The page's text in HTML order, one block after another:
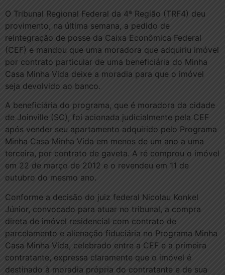
O Tribunal Regional Federal da 4ª Região (TRF4) deu
provimento, na última semana, a pedido de
reintegração de posse da Caixa Econômica Federal
(CEF) e mandou que uma moradora que adquiriu imóvel
por contrato particular de uma beneficiária do Minha
Casa Minha Vida deixe a moradia para que o imóvel
seja devolvido ao banco.
A beneficiária do programa, que é moradora da cidade
de Joinville (SC), foi acionada judicialmente pela CEF
após vender seu apartamento adquirido pelo Programa
Minha Casa Minha Vida em menos de um ano a uma
terceira, por contrato de gaveta. A ré comprou o imóvel
em 22 de março de 2012 e o revendeu em 11 de
outubro do mesmo ano.
Conforme a decisão do juiz federal Nicolau Konkel
Júnior, convocado para atuar no tribunal, a compra
direta de imóvel residencial com contrato de
parcelamento e alienação fiduciária no Programa Minha
Casa Minha Vida, celebrado entre a CEF e a primeira
contratante, expressa claramente que o imóvel é
destinado à moradia própria do contratante e de sua